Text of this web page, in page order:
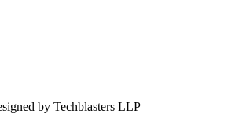
by Techblasters LLP